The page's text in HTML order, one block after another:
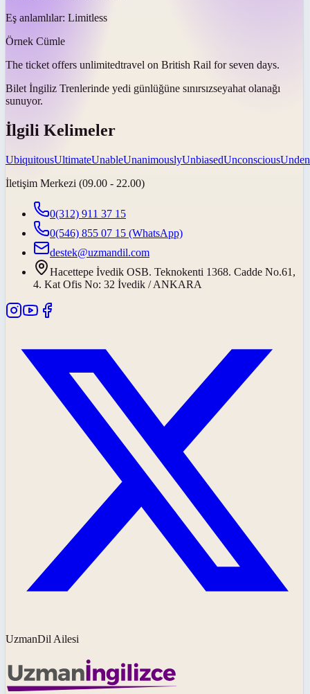
Eş anlamlılar: Limitless
Örnek Cümle
The ticket offers unlimitedtravel on British Rail for seven days.
Bilet İngiliz Trenlerinde yedi günlüğüne sınırsızseyahat olanağı
sunuyor.
İlgili Kelimeler
UbiquitousUltimateUnableUnanimouslyUnbiasedUnconscious
İletişim Merkezi (09.00 - 22.00)
0(312) 911 37 15
0(546) 855 07 15 (WhatsApp)
destek@uzmandil.com
Hacettepe İvedik OSB. Teknokenti 1368. Cadde No.61,
4. Kat Ofis No: 32 İvedik / ANKARA
UzmanDil Ailesi